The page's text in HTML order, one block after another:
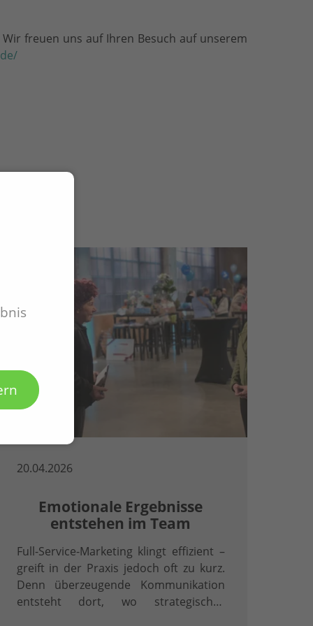
freuen uns auf Ihren Besuch auf unserem
20.04.2026
Emotionale Ergebnisse
entstehen im Team
Full-Service-Marketing klingt effizient –
greift in der Praxis jedoch oft zu kurz.
Denn überzeugende Kommunikation
entsteht dort, wo strategisches